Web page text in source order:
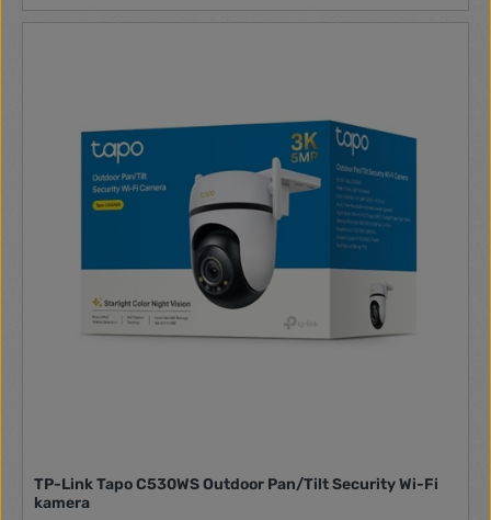
TP-Link Tapo C530WS Outdoor Pan/Tilt Security Wi-Fi
kamera